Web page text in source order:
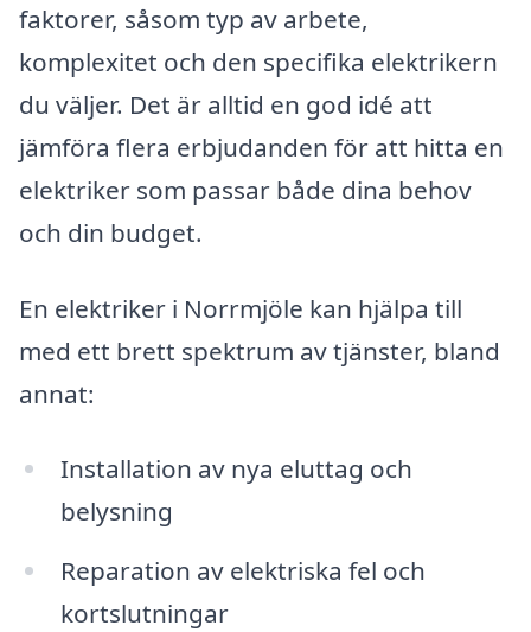
faktorer, såsom typ av arbete,
komplexitet och den specifika elektrikern
du väljer. Det är alltid en god idé att
jämföra flera erbjudanden för att hitta en
elektriker som passar både dina behov
och din budget.
En elektriker i Norrmjöle kan hjälpa till
med ett brett spektrum av tjänster, bland
annat:
Installation av nya eluttag och
belysning
Reparation av elektriska fel och
kortslutningar